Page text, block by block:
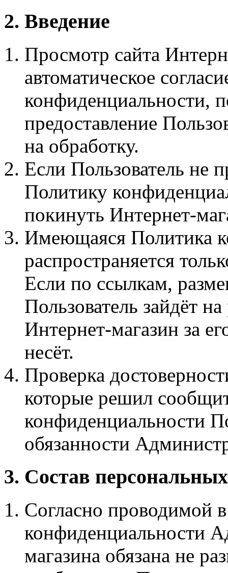
2. Введение
Просмотр сайта
автоматическое
конфиденциальности,
предоставление
на обработку.
Если Пользователь не
Политику
покинуть Интернет-
Имеющаяся Политика
распространяется
Если по ссылкам,
Пользователь зайдёт
Интернет-магазин за
несёт.
Проверка
которые решил
конфиденциальности
обязанности
3. Состав
Согласно проводимой
конфиденциальности
магазина обязана не